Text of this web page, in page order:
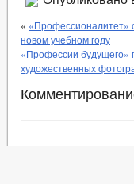
« «Профессионалитет»
новом учебном году
«Профессии будущего»
художественных